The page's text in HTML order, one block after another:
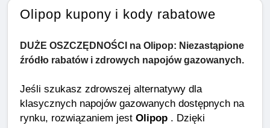
Olipop kupony i kody rabatowe
DUŻE OSZCZĘDNOŚCI na Olipop: Niezastąpione
źródło rabatów i zdrowych napojów gazowanych.
Jeśli szukasz zdrowszej alternatywy dla
klasycznych napojów gazowanych dostępnych na
rynku, rozwiązaniem jest Olipop . Dzięki